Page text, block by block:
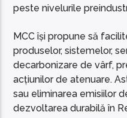
peste nivelurile
MCC își propune să
produselor, sistemelor,
decarbonizare de vârf,
acțiunilor de atenuare.
sau eliminarea emisiilor
dezvoltarea durabilă în